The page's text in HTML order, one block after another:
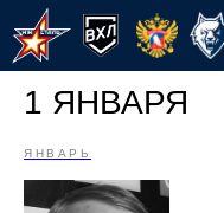
1 ЯНВАРЯ
ЯНВАРЬ